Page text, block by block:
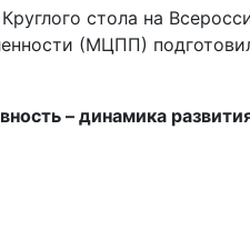
стола на
(МЦПП)
– динамика